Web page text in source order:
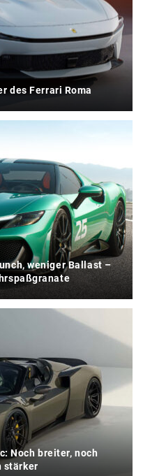
des Ferrari Roma
weniger Ballast –
Noch breiter, noch
stärker